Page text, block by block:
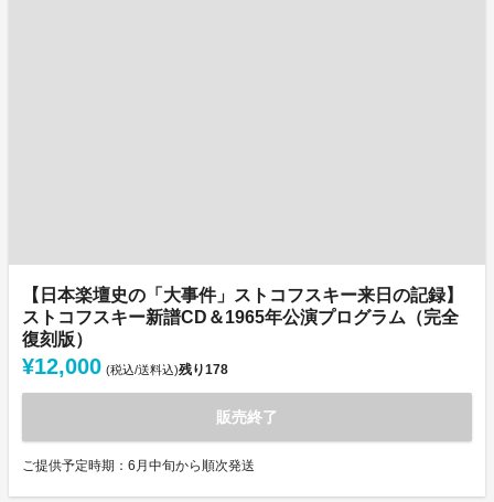
【日本楽壇史の「大事件」ストコフスキー来日の記録】
ストコフスキー新譜CD＆1965年公演プログラム（完全
復刻版）
¥12,000 (税込/送料込)残り178
販売終了
ご提供予定時期：6月中旬から順次発送